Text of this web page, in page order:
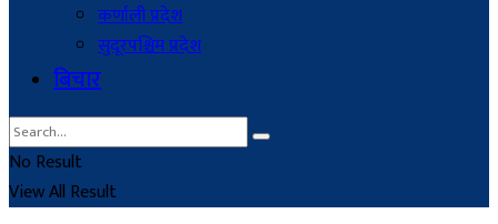
कर्णाली प्रदेश
सुदूरपश्चिम प्रदेश
बिचार
No Result
View All Result